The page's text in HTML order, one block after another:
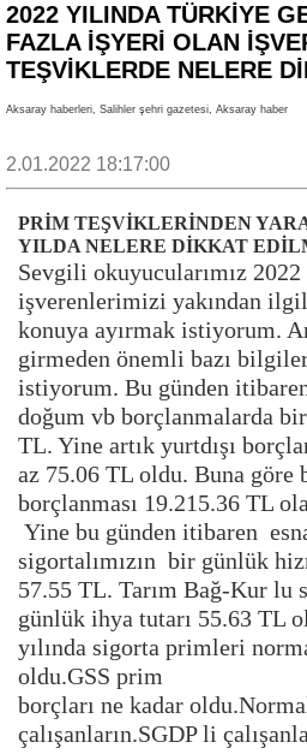
2022 YILINDA TÜRKİYE
FAZLA İŞYERİ OLAN
TEŞVİKLERDE NELERE
Aksaray haberleri, Salihler şehri gazetesi, Aksaray haber
2.01.2022 18:17:00
PRİM TEŞVİKLERİNDEN
YILDA NELERE DİKKAT
Sevgili okuyucularımız 2022
işverenlerimizi yakından
konuya ayırmak istiyorum.
girmeden önemli bazı
istiyorum. Bu günden
doğum vb borçlanmalarda
TL. Yine artık yurtdışı
az 75.06 TL oldu. Buna göre
borçlanması 19.215.36 TL
Yine bu günden itibaren
sigortalımızın bir günlük
57.55 TL. Tarım Bağ-Kur lu
günlük ihya tutarı 55.63 TL
yılında sigorta primleri
oldu.GSS prim
borçları ne kadar
çalışanların.SGDP li